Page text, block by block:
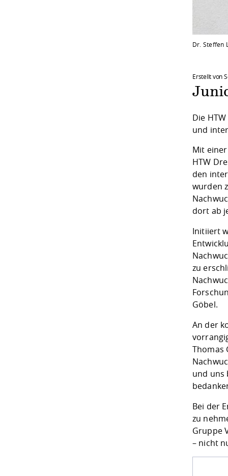
Dr. Steffen
Erstellt von
Die
und
Mit
HTW
den
wurden
dort ab
Initiiert
zu
Göbel.
An der
Thomas
und uns
Bei der
zu
Gruppe
– nicht